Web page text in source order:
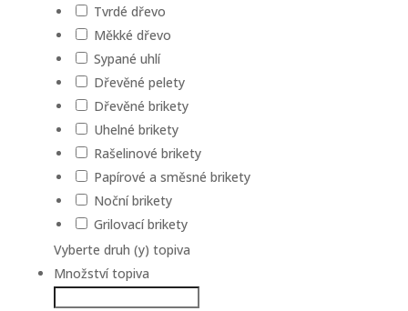
Tvrdé dřevo
Měkké dřevo
Sypané uhlí
Dřevěné pelety
Dřevěné brikety
Uhelné brikety
Rašelinové brikety
Papírové a směsné brikety
Noční brikety
Grilovací brikety
Vyberte druh (y) topiva
Množství topiva